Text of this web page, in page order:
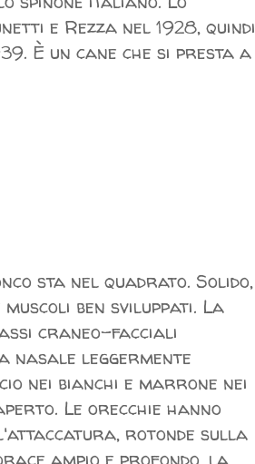
e Rezza nel 1928, quindi
È un cane che si presta a
sta nel quadrato. Solido,
ben sviluppati. La
craneo-facciali
nasale leggermente
nei bianchi e marrone nei
Le orecchie hanno
rotonde sulla
ampio e profondo, la